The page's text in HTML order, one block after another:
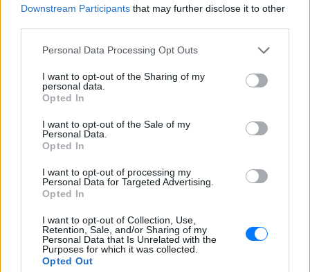
Downstream Participants that may further disclose it to other
Personal Data Processing Opt Outs
I want to opt-out of the Sharing of my
personal data.
Opted In
I want to opt-out of the Sale of my
Personal Data.
Opted In
I want to opt-out of processing my
Personal Data for Targeted Advertising.
Opted In
I want to opt-out of Collection, Use,
Retention, Sale, and/or Sharing of my
Personal Data that Is Unrelated with the
Purposes for which it was collected.
Opted Out
ΣΤΗΝ ΙΔΙΑ ΚΑΤΗΓΟΡΙΑ
Αριελ Κωνσταντινίδη: Τώρα
ασχολούνται με το δέρμα μου,
δεν πρόκειται να κρύβομαι
οποία επιδεινώθηκε από τις ορμόνες της
εγκυμοσύνης, ανέφερε η ηθοποιός
έξαλλη κατάσταση μέσα σε...
βανάκι ‑ Η αντίδραση του
ΣΉΜΕΡΑ
Στα πλάνα που δημοσιεύει το Mykonos
live TV, οι επιβάτες φαίνονται να